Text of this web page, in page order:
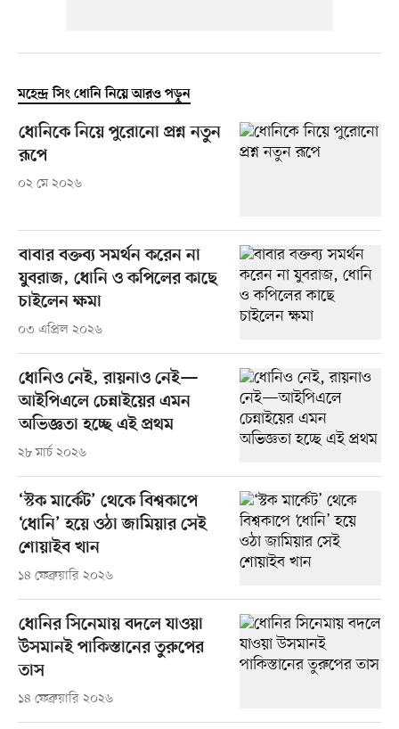
মহেন্দ্র সিং ধোনি নিয়ে আরও পড়ুন
ধোনিকে নিয়ে পুরোনো প্রশ্ন নতুন
রূপে
০২ মে ২০২৬
বাবার বক্তব্য সমর্থন করেন না
যুবরাজ, ধোনি ও কপিলের কাছে
চাইলেন ক্ষমা
০৩ এপ্রিল ২০২৬
ধোনিও নেই, রায়নাও নেই—
আইপিএলে চেন্নাইয়ের এমন
অভিজ্ঞতা হচ্ছে এই প্রথম
২৮ মার্চ ২০২৬
‘স্টক মার্কেট’ থেকে বিশ্বকাপে
‘ধোনি’ হয়ে ওঠা জামিয়ার সেই
শোয়াইব খান
১৪ ফেব্রুয়ারি ২০২৬
ধোনির সিনেমায় বদলে যাওয়া
উসমানই পাকিস্তানের তুরুপের
তাস
১৪ ফেব্রুয়ারি ২০২৬